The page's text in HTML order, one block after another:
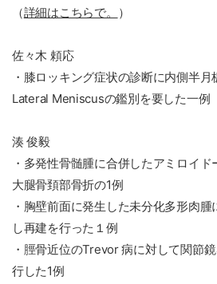
（詳細はこちらで。 ）
佐々木 頼応
・膝ロッキング症状の診断に内側半
Lateral Meniscusの鑑別を要した一例
湊 俊毅
・多発性骨髄腫に合併したアミロイ
大腿骨頚部骨折の1例
・胸壁前面に発生した未分化多形肉
し再建を行った１例
・脛骨近位のTrevor 病に対して関節
行した1例